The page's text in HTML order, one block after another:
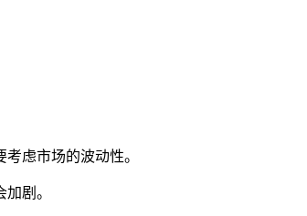
虑市场的波动性。
剧。